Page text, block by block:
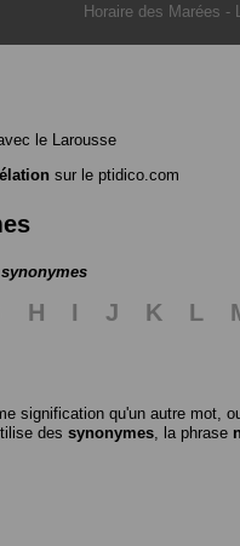
Horaire des Marées -
le Larousse
sur le ptidico.com
H I J K L
signification qu'un autre mot,
des synonymes , la phrase